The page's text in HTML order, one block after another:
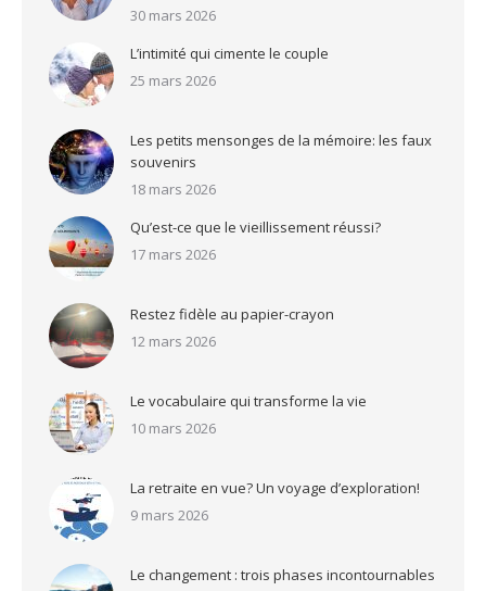
30 mars 2026
L’intimité qui cimente le couple
25 mars 2026
Les petits mensonges de la mémoire: les faux
souvenirs
18 mars 2026
Qu’est-ce que le vieillissement réussi?
17 mars 2026
Restez fidèle au papier-crayon
12 mars 2026
Le vocabulaire qui transforme la vie
10 mars 2026
La retraite en vue? Un voyage d’exploration!
9 mars 2026
Le changement : trois phases incontournables